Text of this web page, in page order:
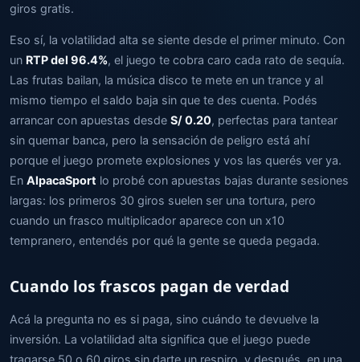
giros gratis.
Eso sí, la volatilidad alta se siente desde el primer minuto. Con
un RTP del 96.4%, el juego te cobra caro cada rato de sequía.
Las frutas bailan, la música disco te mete en un trance y al
mismo tiempo el saldo baja sin que te des cuenta. Podés
arrancar con apuestas desde S/ 0.20, perfectas para tantear
sin quemar banca, pero la sensación de peligro está ahí
porque el juego promete explosiones y vos las querés ver ya.
En AlpacaSport lo probé con apuestas bajas durante sesiones
largas: los primeros 30 giros suelen ser una tortura, pero
cuando un frasco multiplicador aparece con un x10
tempranero, entendés por qué la gente se queda pegada.
Cuando los frascos pagan de verdad
Acá la pregunta no es si paga, sino cuándo te devuelve la
inversión. La volatilidad alta significa que el juego puede
tragarse 50 o 60 giros sin darte un respiro, y después, en una